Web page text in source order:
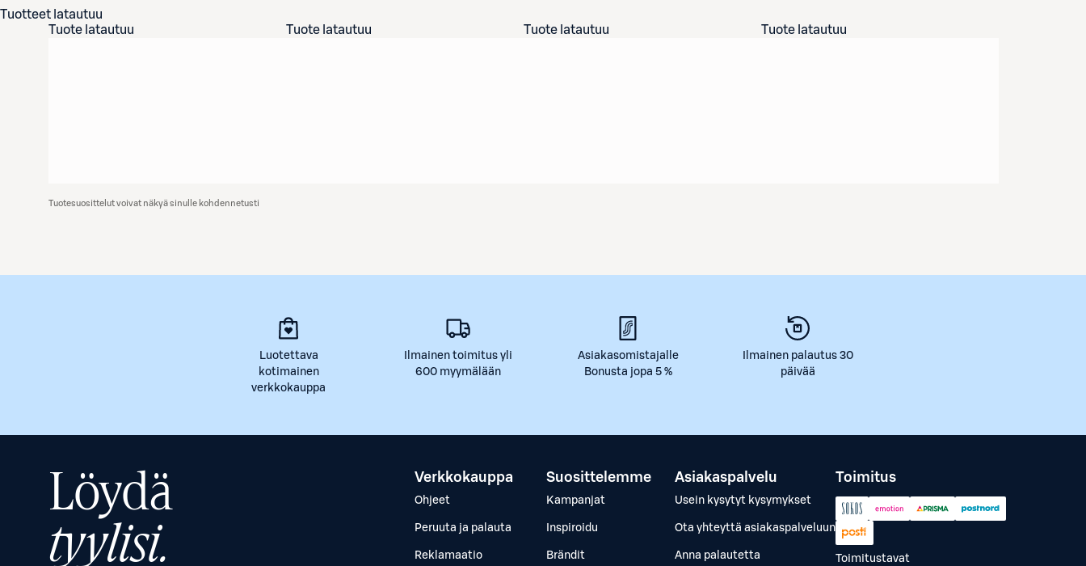
Tuotteet latautuu
Tuote latautuu
Tuote latautuu Tuote latautuu Tuote latautuu
Tuotesuosittelut voivat näkyä sinulle kohdennetusti
Luotettava
kotimainen
verkkokauppa
Ilmainen toimitus yli
600 myymälään
Asiakasomistajalle
Bonusta jopa 5 %
Ilmainen palautus 30
päivää
Löydä
tyylisi.
Verkkokauppa
Ohjeet
Peruuta ja palauta
Reklamaatio
Suosittelemme
Kampanjat
Inspiroidu
Brändit
Asiakaspalvelu
Usein kysytyt kysymykset
Ota yhteyttä asiakaspalveluun
Anna palautetta
Toimitus
Toimitustavat